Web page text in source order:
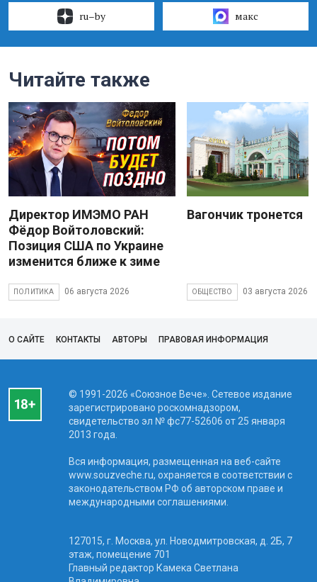
ru–by макс
Читайте также
Директор ИМЭМО РАН
Фёдор Войтоловский:
Позиция США по Украине
изменится ближе к зиме
ПОЛИТИКА 06 августа 2026
Вагончик тронется
ОБЩЕСТВО 03 августа 2026
О САЙТЕ КОНТАКТЫ АВТОРЫ ПРАВОВАЯ ИНФОРМАЦИЯ
© 1991-2026 «Союзное Вече». Сетевое издание
зарегистрировано роскомнадзором,
свидетельство эл № фc77-52606 от 25 января
2013 года.
Вся информация, размещенная на веб-сайте
www.souzveche.ru, охраняется в соответствии с
законодательством РФ об авторском праве и
международными соглашениями.
127015, г. Москва, ул. Новодмитровская, д. 2Б, 7
этаж, помещение 701
Главный редактор Камека Светлана